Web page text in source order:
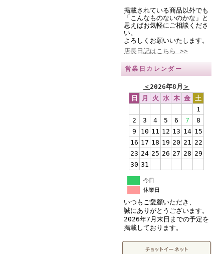
掲載されている商品以外でも
「こんなものないのかな」と
思えばお気軽にご相談くださ
い。
よろしくお願いいたします。
店長日記はこちら >>
営業日カレンダー
＜2026年8月 ＞
日
月 火 水 木 金 土
1
2
3 4 5 6 7
8
9
10 11 12 13 14 15
16 17 18 19 20 21 22
23 24 25 26 27 28 29
30 31
今日
休業日
いつもご愛顧いただき、
誠にありがとうございます。
2026年7月末日までの予定を
掲載しております。